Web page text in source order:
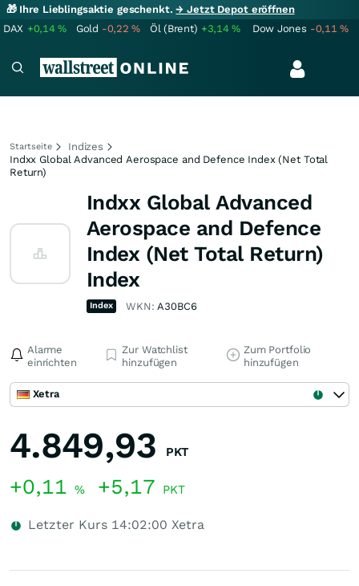
🎁 Ihre Lieblingsaktie geschenkt.→ Jetzt Depot eröffnen
DAX +0,14% Gold -0,22% Öl (Brent) +3,14% Dow Jones -0,11%
Startseite
Indizes
Indxx Global Advanced Aerospace and Defence Index (Net Total
Return)
Indxx Global Advanced
Aerospace and Defence
Index (Net Total Return)
Index
Index WKN:A30BC6
Alarme
einrichten
Zur Watchlist
hinzufügen
Zum Portfolio
hinzufügen
Xetra
4.849,93 PKT
+0,11 % +5,17 PKT
Letzter Kurs 14:02:00 Xetra